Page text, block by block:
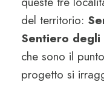
del territorio:
Sentiero
che sono il
progetto si